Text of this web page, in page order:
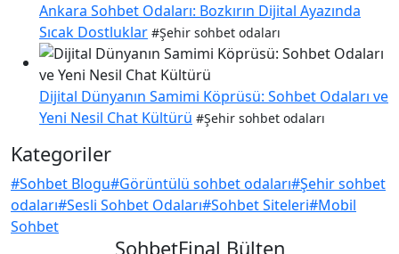
Ankara Sohbet Odaları: Bozkırın Dijital Ayazında
Sıcak Dostluklar #Şehir sohbet odaları
Dijital Dünyanın Samimi Köprüsü: Sohbet Odaları ve
Yeni Nesil Chat Kültürü #Şehir sohbet odaları
Kategoriler
#Sohbet Blogu#Görüntülü sohbet odaları#Şehir sohbet
odaları#Sesli Sohbet Odaları#Sohbet Siteleri#Mobil
Sohbet
SohbetFinal Bülten